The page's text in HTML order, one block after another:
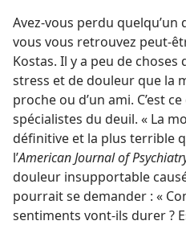
Avez-​vous perdu quelqu’un
vous vous retrouvez peut-
Kostas. Il y a peu de
stress et de douleur que la
proche ou d’un ami. C’est
spécialistes du deuil. « La
définitive et la plus terrible
l’American Journal of
douleur insupportable
pourrait se demander : «
sentiments vont-​ils durer ?